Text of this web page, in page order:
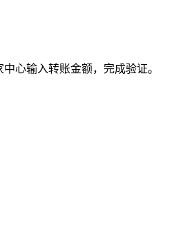
心输入转账金额，完成验证。